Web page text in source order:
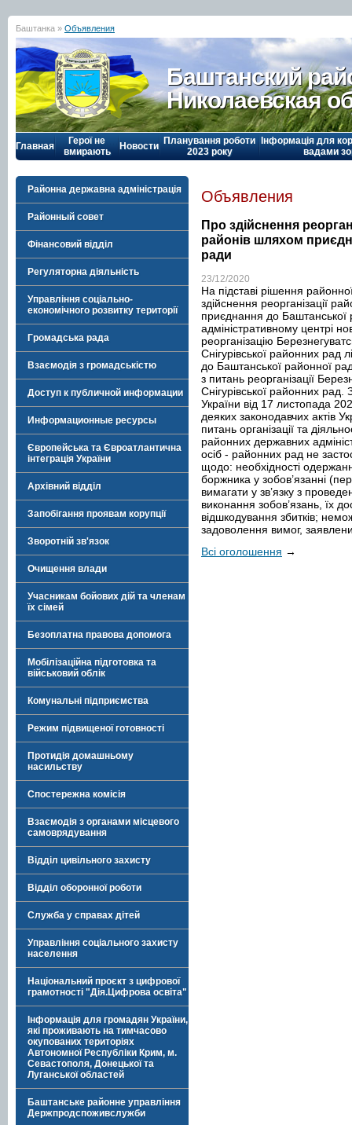
Баштанка » Объявления
Баштанский
Николаевская
Главная
Герої не
вмирають
Новости Планування роботи
2023 року
Інформація для
вадами
Районна державна адміністрація
Районный совет
Фінансовий відділ
Регуляторна діяльність
Управління соціально-
економічного розвитку території
Громадська рада
Взаємодія з громадськістю
Доступ к публичной информации
Информационные ресурсы
Європейська та Євроатлантична
інтеграція України
Архівний відділ
Запобігання проявам корупції
Зворотній зв'язок
Очищення влади
Учасникам бойових дій та членам
їх сімей
Безоплатна правова допомога
Мобілізаційна підготовка та
військовий облік
Комунальні підприємства
Режим підвищеної готовності
Протидія домашньому
насильству
Спостережна комісія
Взаємодія з органами місцевого
самоврядування
Відділ цивільного захисту
Відділ оборонної роботи
Служба у справах дітей
Управління соціального захисту
населення
Національний проєкт з цифрової
грамотності "Дія.Цифрова освіта"
Інформація для громадян України,
які проживають на тимчасово
окупованих територіях
Автономної Республіки Крим, м.
Севастополя, Донецької та
Луганської областей
Баштанське районне управління
Держпродспоживслужби
Объявления
Про здійснення
районів шляхом
ради
23/12/2020
На підставі рішення
здійснення реорганізації
приєднання до Баштанської
адміністративному центрі
реорганізацію
Снігурівської районних рад
до Баштанської районної
з питань реорганізації
Снігурівської районних
України від 17 листопада
деяких законодавчих актів
питань організації та
районних державних
осіб - районних рад не
щодо: необхідності
боржника у зобов’язанні
вимагати у зв’язку з
виконання зобов’язань, їх
відшкодування збитків;
задоволення вимог,
Всі оголошення →